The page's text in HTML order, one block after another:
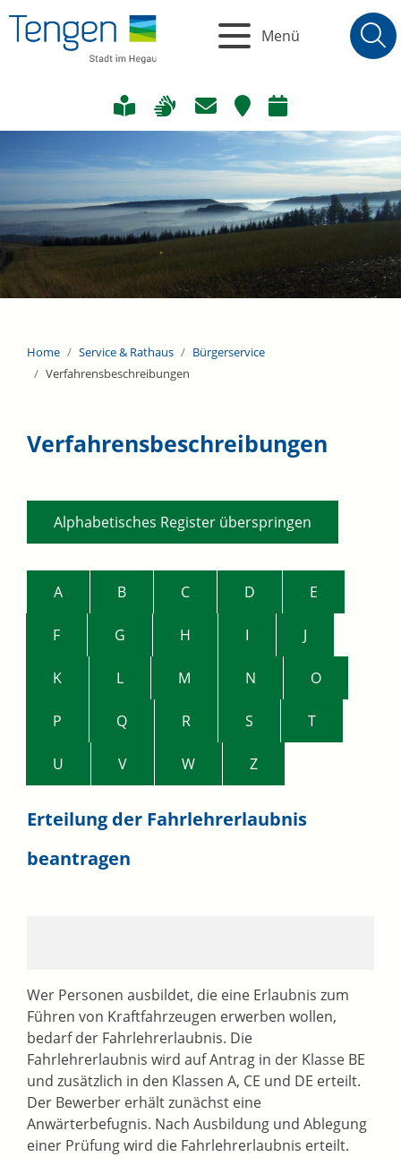
Menü
Home Service & Rathaus
Bürgerservice
Verfahrensbeschreibungen
Verfahrensbeschreibungen
Alphabetisches Register überspringen
A B C D E
F G H I J
K L M N O
P Q R S T
U V W Z
Erteilung der Fahrlehrerlaubnis
beantragen
Wer Personen ausbildet, die eine Erlaubnis zum
Führen von Kraftfahrzeugen erwerben wollen,
bedarf der Fahrlehrerlaubnis. Die
Fahrlehrerlaubnis wird auf Antrag in der Klasse BE
und zusätzlich in den Klassen A, CE und DE erteilt.
Der Bewerber erhält zunächst eine
Anwärterbefugnis. Nach Ausbildung und Ablegung
einer Prüfung wird die Fahrlehrerlaubnis erteilt.